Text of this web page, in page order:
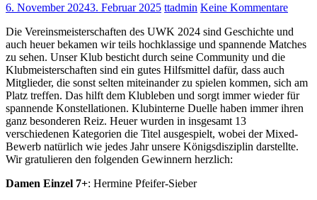
6. November 20243. Februar 2025 ttadmin Keine Kommentare
Die Vereinsmeisterschaften des UWK 2024 sind Geschichte und
auch heuer bekamen wir teils hochklassige und spannende Matches
zu sehen. Unser Klub besticht durch seine Community und die
Klubmeisterschaften sind ein gutes Hilfsmittel dafür, dass auch
Mitglieder, die sonst selten miteinander zu spielen kommen, sich am
Platz treffen. Das hilft dem Klubleben und sorgt immer wieder für
spannende Konstellationen. Klubinterne Duelle haben immer ihren
ganz besonderen Reiz. Heuer wurden in insgesamt 13
verschiedenen Kategorien die Titel ausgespielt, wobei der Mixed-
Bewerb natürlich wie jedes Jahr unsere Königsdisziplin darstellte.
Wir gratulieren den folgenden Gewinnern herzlich:
Damen Einzel 7+: Hermine Pfeifer-Sieber